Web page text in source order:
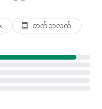
ါ။
မ်းများကို ဝင်ရောက်
ကွန်ပျူတာ
ရောက်ကြည့်ရှုနိုင်ပါသည်။
သင်းဝင်စာရင်းသွင်းမှု
းကို အကန့်အသတ်မရှိဝင်
tablet_android တက်ဘလက်